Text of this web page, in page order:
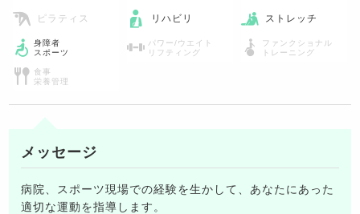
ピラティス リハビリ ストレッチ
身障者
スポーツ
パワー/ウエイト
リフティング
ファンクショナル
トレーニング
食事
栄養管理
メッセージ
病院、スポーツ現場での経験を生かして、あなたにあった
適切な運動を指導します。